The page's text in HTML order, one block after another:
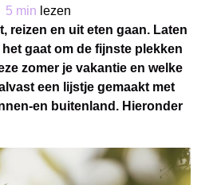
5 min lezen
reizen en uit eten gaan. Laten
gaat om de fijnste plekken
zomer je vakantie en welke
een lijstje gemaakt met
en buitenland. Hieronder